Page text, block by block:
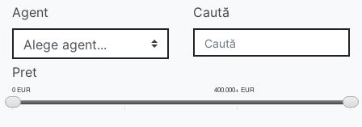
Agent Caută
Pret
0 EUR 400.000+ EUR